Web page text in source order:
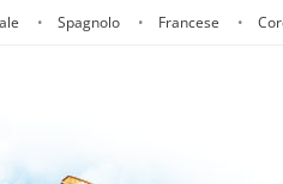
Spagnolo Francese